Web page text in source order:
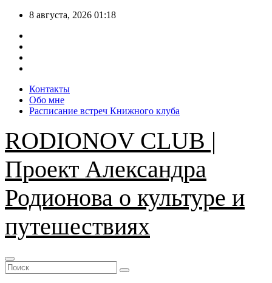
Перейти
содержимому
8 августа, 2026 01:18
Контакты
Обо мне
Расписание встреч Книжного клуба
RODIONOV CLUB |
Проект Александра
Родионова о культуре и
путешествиях